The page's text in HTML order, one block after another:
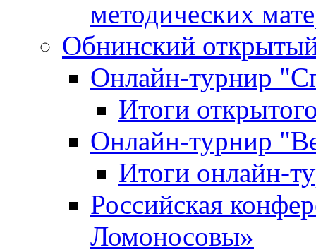
методических
Обнинский
Онлайн-турнир
Итоги
Онлайн-турнир
Итоги онлайн-
Российская
Ломоносовы»